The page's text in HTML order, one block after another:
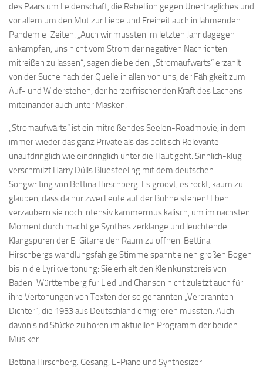
des Paars um Leidenschaft, die Rebellion gegen Unerträgliches und
vor allem um den Mut zur Liebe und Freiheit auch in lähmenden
Pandemie-Zeiten. „Auch wir mussten im letzten Jahr dagegen
ankämpfen, uns nicht vom Strom der negativen Nachrichten
mitreißen zu lassen“, sagen die beiden. „Stromaufwärts“ erzählt
von der Suche nach der Quelle in allen von uns, der Fähigkeit zum
Auf- und Widerstehen, der herzerfrischenden Kraft des Lachens
miteinander auch unter Masken.
„Stromaufwärts“ ist ein mitreißendes Seelen-Roadmovie, in dem
immer wieder das ganz Private als das politisch Relevante
unaufdringlich wie eindringlich unter die Haut geht. Sinnlich-klug
verschmilzt Harry Dülls Bluesfeeling mit dem deutschen
Songwriting von Bettina Hirschberg. Es groovt, es rockt, kaum zu
glauben, dass da nur zwei Leute auf der Bühne stehen! Eben
verzaubern sie noch intensiv kammermusikalisch, um im nächsten
Moment durch mächtige Synthesizerklänge und leuchtende
Klangspuren der E-Gitarre den Raum zu öffnen. Bettina
Hirschbergs wandlungsfähige Stimme spannt einen großen Bogen
bis in die Lyrikvertonung: Sie erhielt den Kleinkunstpreis von
Baden-Württemberg für Lied und Chanson nicht zuletzt auch für
ihre Vertonungen von Texten der so genannten „Verbrannten
Dichter“, die 1933 aus Deutschland emigrieren mussten. Auch
davon sind Stücke zu hören im aktuellen Programm der beiden
Musiker.
Bettina Hirschberg: Gesang, E-Piano und Synthesizer